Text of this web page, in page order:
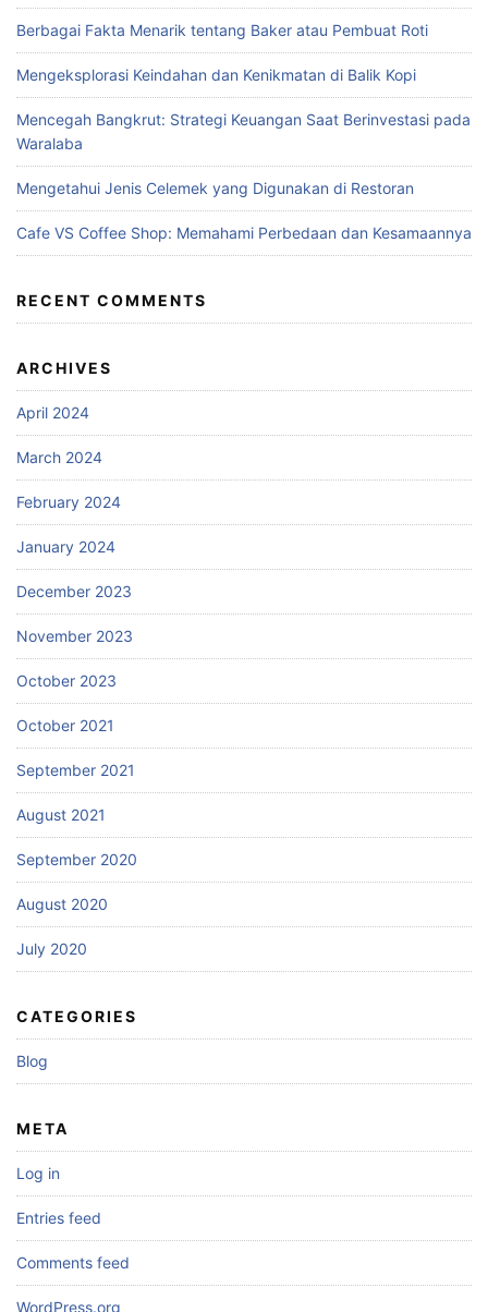
Berbagai Fakta Menarik tentang Baker atau Pembuat Roti
Mengeksplorasi Keindahan dan Kenikmatan di Balik Kopi
Mencegah Bangkrut: Strategi Keuangan Saat Berinvestasi pada
Waralaba
Mengetahui Jenis Celemek yang Digunakan di Restoran
Cafe VS Coffee Shop: Memahami Perbedaan dan Kesamaannya
RECENT COMMENTS
ARCHIVES
April 2024
March 2024
February 2024
January 2024
December 2023
November 2023
October 2023
October 2021
September 2021
August 2021
September 2020
August 2020
July 2020
CATEGORIES
Blog
META
Log in
Entries feed
Comments feed
WordPress.org